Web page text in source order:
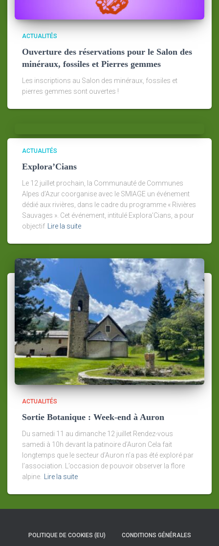
ACTUALITÉS
Ouverture des réservations pour le Salon des
minéraux, fossiles et Pierres gemmes
Les inscriptions au Salon des minéraux, fossiles et
pierres gemmes sont ouvertes !
ACTUALITÉS
Explora’Cians
Le 12 juillet prochain, la Communauté de Communes
Alpes d’Azur coorganise avec le SMIAGE un événement
dédié aux rivières, dans le cadre du programme « Rivières
Sauvages ». Cet événement, intitulé Explora’Cians, a pour
objectif Lire la suite
ACTUALITÉS
Sortie Botanique : Week-end à Auron
Du samedi 11 au dimanche 12 juillet Rendez-vous
samedi à 10h devant la patinoire d’Auron Cela fait
longtemps que le secteur d’Auron n’a pas été exploré par
l’association. L’occasion de pouvoir observer la flore
alpine.
Lire la suite
POLITIQUE DE COOKIES (EU) CONDITIONS GÉNÉRALES